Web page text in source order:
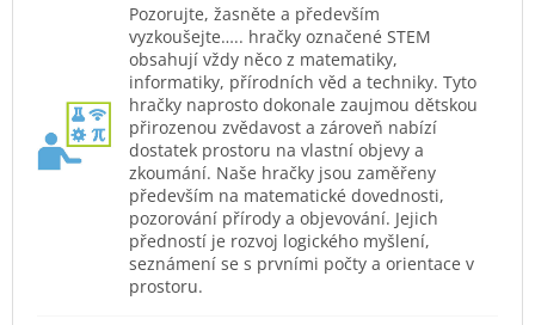
Pozorujte, žasněte a především
vyzkoušejte….. hračky označené STEM
obsahují vždy něco z matematiky,
informatiky, přírodních věd a techniky. Tyto
hračky naprosto dokonale zaujmou dětskou
přirozenou zvědavost a zároveň nabízí
dostatek prostoru na vlastní objevy a
zkoumání. Naše hračky jsou zaměřeny
především na matematické dovednosti,
pozorování přírody a objevování. Jejich
předností je rozvoj logického myšlení,
seznámení se s prvními počty a orientace v
prostoru.